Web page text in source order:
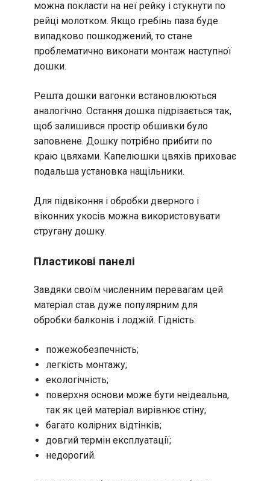
можна покласти на неї рейку і стукнути по
рейці молотком. Якщо гребінь паза буде
випадково пошкоджений, то стане
проблематично виконати монтаж наступної
дошки.
Решта дошки вагонки встановлюються
аналогічно. Остання дошка підрізається так,
щоб залишився простір обшивки було
заповнене. Дошку потрібно прибити по
краю цвяхами. Капелюшки цвяхів приховає
подальша установка нащільники.
Для підвіконня і обробки дверного і
віконних укосів можна використовувати
стругану дошку.
Пластикові панелі
Завдяки своїм численним перевагам цей
матеріал став дуже популярним для
обробки балконів і лоджій. Гідність:
пожежобезпечність;
легкість монтажу;
екологічність;
поверхня основи може бути неідеальна,
так як цей матеріал вирівнює стіну;
багато колірних відтінків;
довгий термін експлуатації;
недорогий.